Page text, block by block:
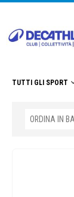
TUTTI GLI SPORT